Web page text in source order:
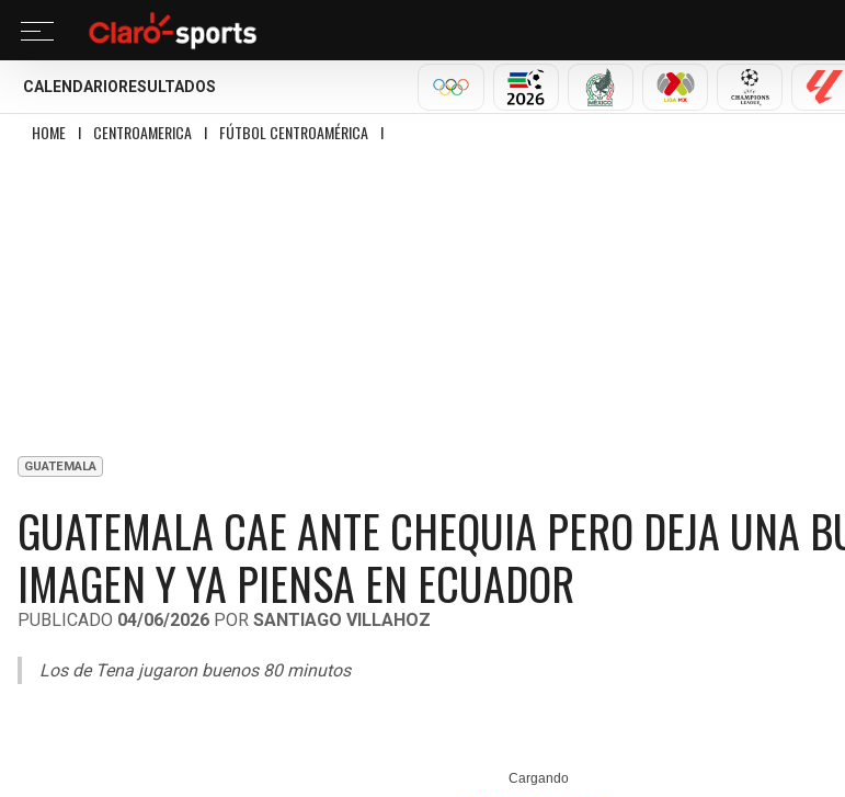
CALENDARIO RESULTADOS
OLÍMPICOSMUNDIAL 2026SELECCIÓN MEXICANA
LIGA MX CHAMPIONS
HOME I CENTROAMERICA I FÚTBOL CENTROAMÉRICA I
GUATEMALA
GUATEMALA CAE ANTE CHEQUIA PERO DEJA UNA
IMAGEN Y YA PIENSA EN ECUADOR
PUBLICADO 04/06/2026 POR SANTIAGO VILLAHOZ
Los de Tena jugaron buenos 80 minutos